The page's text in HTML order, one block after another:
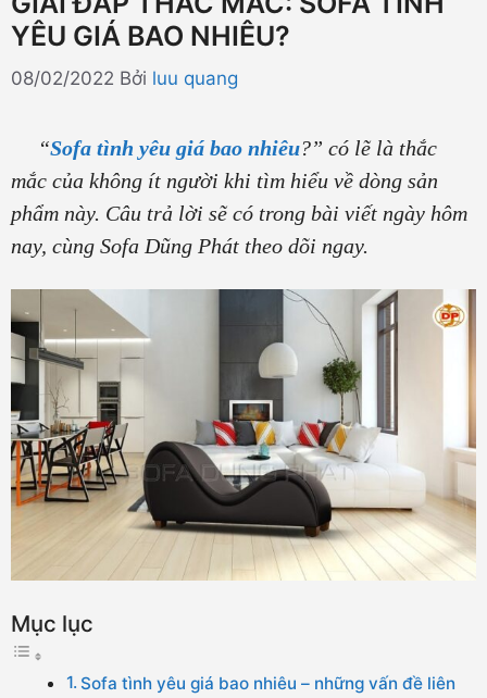
YÊU GIÁ BAO NHIÊU?
08/02/2022 Bởi luu quang
“Sofa tình yêu giá bao nhiêu?” có lẽ là thắc
mắc của không ít người khi tìm hiểu về dòng sản
phẩm này. Câu trả lời sẽ có trong bài viết ngày hôm
nay, cùng Sofa Dũng Phát theo dõi ngay.
Mục lục
Sofa tình yêu giá bao nhiêu – những vấn đề liên